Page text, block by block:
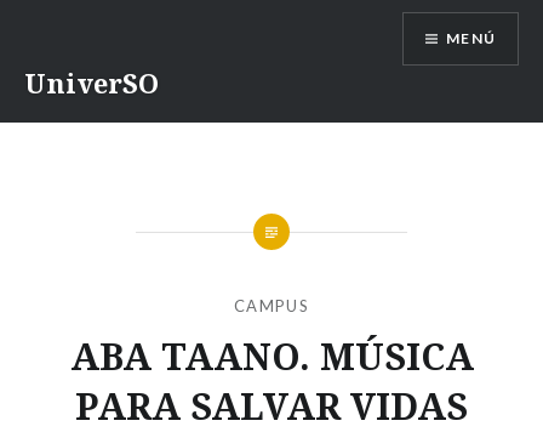
UniverSO
MENÚ
CAMPUS
ABA TAANO. MÚSICA
PARA SALVAR VIDAS